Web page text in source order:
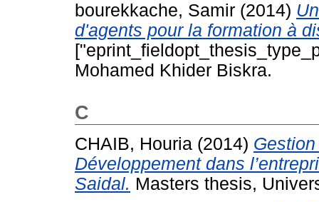
bourekkache, Samir (2014)
d'agents pour la formation à
Mohamed Khider Biskra.
C
CHAIB, Houria (2014)
Développement dans
Saidal. Masters thesis,